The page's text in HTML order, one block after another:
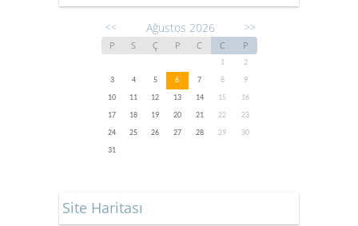
<< Ağustos 2026 >>
P S Ç P C C P
1
2
3
4 5 6 7 8
9
10
11 12 13 14 15
16
17
18 19 20 21 22
23
24
25 26 27 28 29
30
31
Site Haritası